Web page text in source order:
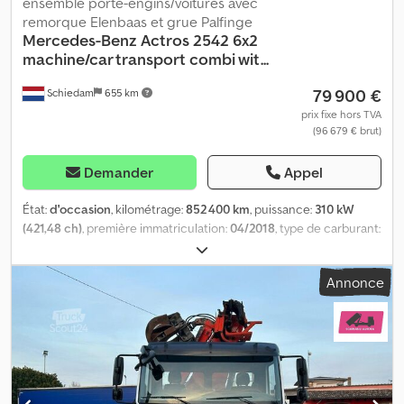
Schiedam 655 km
remorque Elenbaas et grue Palfinge
Mercedes-Benz Actros 2542 6x2
machine/car transport combi wit...
79 900 €
prix fixe hors TVA
(96 679 € brut)
Demander Appel
État:d'occasion, kilométrage:852 400 km, puissance: 310 kW
(421,48 ch) , première immatriculation:04/2018 , type de carburant:
385/55 R 22.5
d'essieux:6x2, empattement:6 850 mm, carburant:diesel, cabine
conducteur:cabine couchette automatique,
classe d'émission:Euro 6 , suspension:acier-air
, longueur totale:
10 520 mm, largeur totale:2 550 mm, Année de construction:
ABS, AdBlue, chauffage de stationnement,
climatisation, réfrigérateur, régulateur de vitesse, régulation
électrique des vitres, verrouillage centralisé, = Autres options et
équipements = - 6x2 - Réservoir de carburant en aluminium -
Annonce